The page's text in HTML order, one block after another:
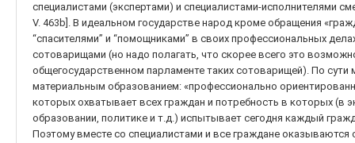
специалистами (экспертами) и специалистами-исполнителями
V. 463b]. В идеальном государстве народ кроме обращения
“спасителями” и “помощниками” в своих профессиональных
сотоварищами (но надо полагать, что скорее всего это
общегосударственном парламенте таких сотоварищей). По
материальным образованием: «профессионально
которых охватывает всех граждан и потребность в которых (в
образовании, политике и т.д.) испытывает сегодня каждый
Поэтому вместе со специалистами и все граждане оказываются